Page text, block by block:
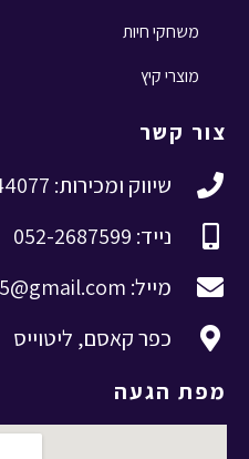
משחקי חיות
מוצרי קיץ
צור קשר
שיווק ומכירות: 03-9644077
נייד: 052-2687599
מייל: davidian345@gmail.com
כפר קאסם, ליטוייס
מפת הגעה